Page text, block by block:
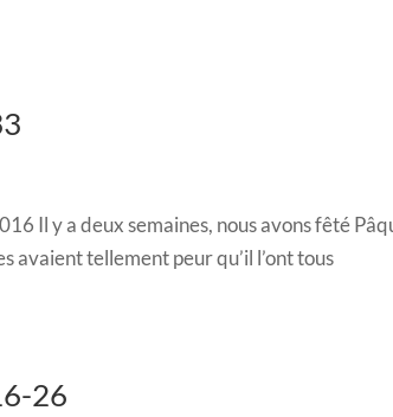
Il y a deux semaines, nous avons fêté
avaient tellement peur qu’il l’ont tous
26